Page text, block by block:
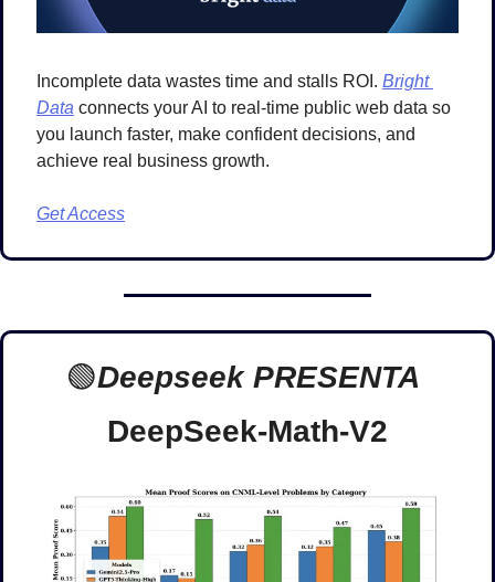
Incomplete data wastes time and stalls ROI. Bright
Data connects your AI to real-time public web data so
you launch faster, make confident decisions, and
achieve real business growth.
Get Access
🟢
DeepSeek-Math-V2